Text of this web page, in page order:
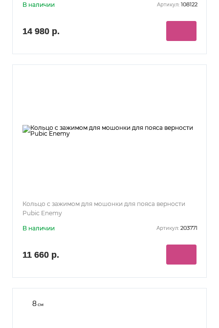
В наличии Артикул: 108122
14 980 р.
Кольцо с зажимом для мошонки для пояса верности
Pubic Enemy
В наличии Артикул: 203771
11 660 р.
8см